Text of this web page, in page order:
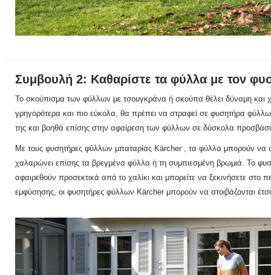
Συμβουλή 2: Καθαρίστε τα φύλλα με τον
Το σκούπισμα των φύλλων με τσουγκράνα ή σκούπα θέλει δύναμη και
γρηγορότερα και πιο εύκολα, θα πρέπει να στραφεί σε φυσητήρα
της και βοηθά επίσης στην αφαίρεση των φύλλων σε δύσκολα
Με τους φυσητήρες φύλλων μπαταρίας Kärcher
, τα φύλλα μπορούν
χαλαρώνει επίσης τα βρεγμένα φύλλα ή τη συμπιεσμένη βρωμιά. Το
αφαιρεθούν προσεκτικά από το χαλίκι και μπορείτε να ξεκινήσετε στο
εμφύσησης, οι φυσητήρες φύλλων Kärcher μπορούν να στοιβάζονται